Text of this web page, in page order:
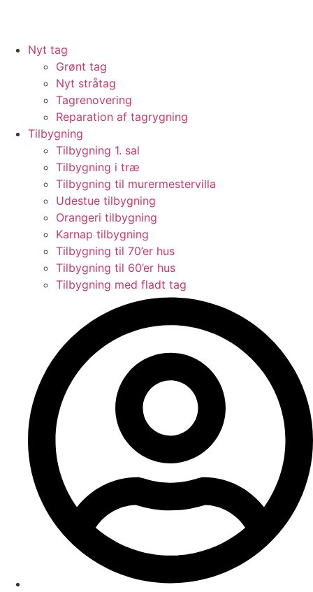
Nyt tag
Grønt tag
Nyt stråtag
Tagrenovering
Reparation af tagrygning
Tilbygning
Tilbygning 1. sal
Tilbygning i træ
Tilbygning til murermestervilla
Udestue tilbygning
Orangeri tilbygning
Karnap tilbygning
Tilbygning til 70’er hus
Tilbygning til 60’er hus
Tilbygning med fladt tag